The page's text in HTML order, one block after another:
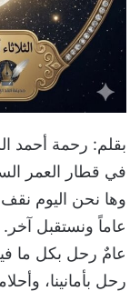
بقلم: رحمة أحمد
في قطار العمر
وها نحن اليوم
عاماً ونستقبل آخر.
عامٌ رحل بكل ما
رحل بأمانينا،